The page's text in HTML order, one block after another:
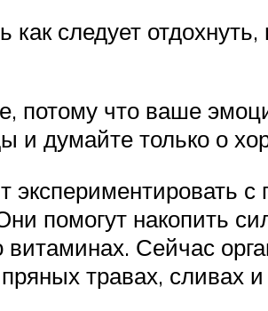
следует
потому что ваше
и думайте только о
помогут накопить
Сейчас
травах, сливах